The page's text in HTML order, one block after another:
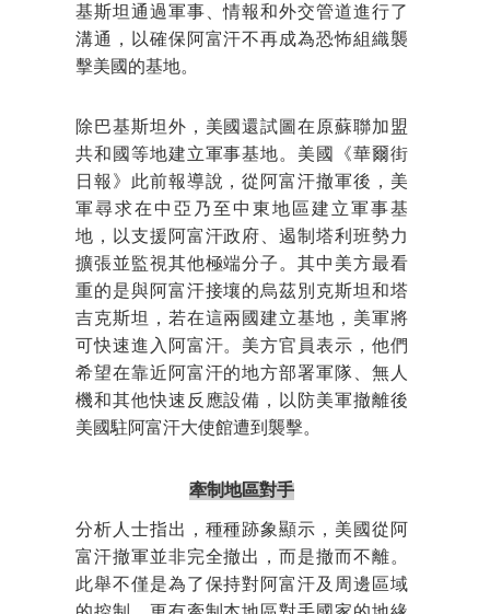
基斯坦通過軍事、情報和外交管道進行了
溝通，以確保阿富汗不再成為恐怖組織襲
擊美國的基地。
除巴基斯坦外，美國還試圖在原蘇聯加盟
共和國等地建立軍事基地。美國《華爾街
日報》此前報導說，從阿富汗撤軍後，美
軍尋求在中亞乃至中東地區建立軍事基
地，以支援阿富汗政府、遏制塔利班勢力
擴張並監視其他極端分子。其中美方最看
重的是與阿富汗接壤的烏茲別克斯坦和塔
吉克斯坦，若在這兩國建立基地，美軍將
可快速進入阿富汗。美方官員表示，他們
希望在靠近阿富汗的地方部署軍隊、無人
機和其他快速反應設備，以防美軍撤離後
美國駐阿富汗大使館遭到襲擊。
牽制地區對手
分析人士指出，種種跡象顯示，美國從阿
富汗撤軍並非完全撤出，而是撤而不離。
此舉不僅是為了保持對阿富汗及周邊區域